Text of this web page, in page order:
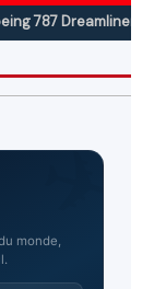
Boeing
monde,